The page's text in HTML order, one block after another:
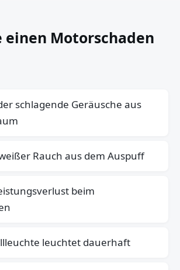
einen Motorschaden
schlagende Geräusche aus
Rauch aus dem Auspuff
beim
leuchtet dauerhaft